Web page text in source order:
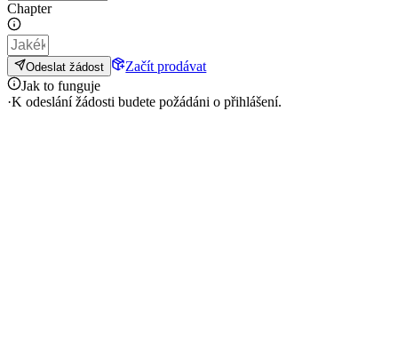
Chapter
Odeslat žádost
Začít prodávat
Jak to funguje
·K odeslání žádosti budete požádáni o přihlášení.